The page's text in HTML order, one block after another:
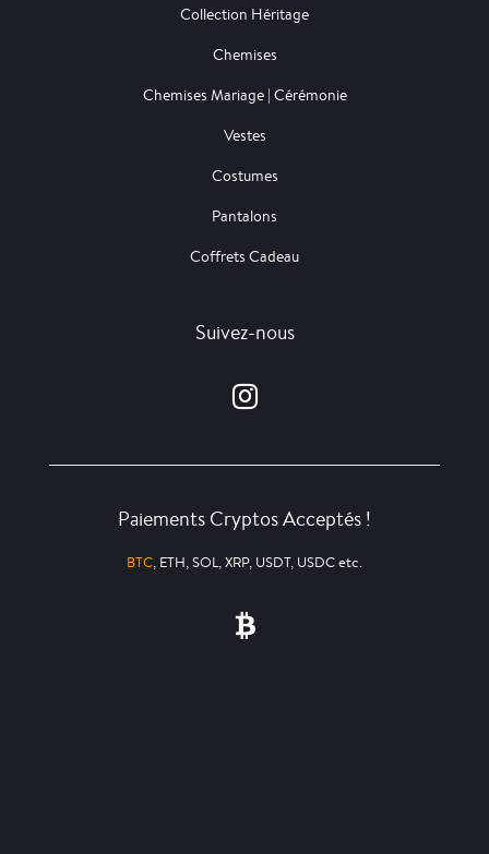
Collection Héritage
Chemises
Chemises Mariage | Cérémonie
Vestes
Costumes
Pantalons
Coffrets Cadeau
Suivez-nous
Paiements Cryptos Acceptés !
BTC, ETH, SOL, XRP, USDT, USDC etc.